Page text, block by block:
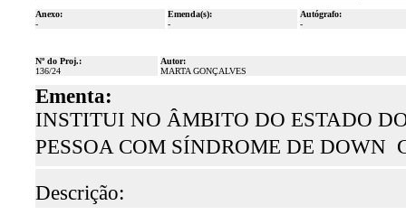
Anexo:
-
Emenda(s):
-
Autógrafo:
-
Nº do Proj.:
136/24
Autor:
MARTA GONÇALVES
Ementa:
INSTITUI NO ÂMBITO DO ESTADO
PESSOA COM SÍNDROME DE DOWN 
Descrição: